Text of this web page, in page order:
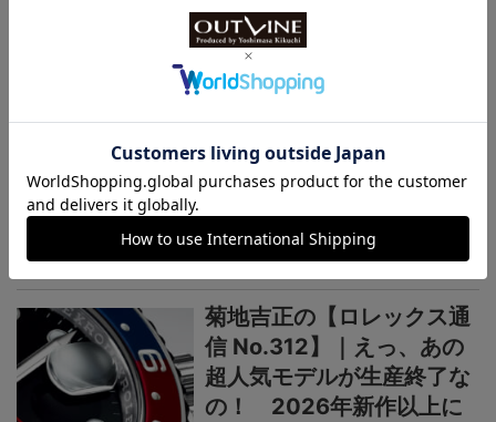
信 No.314】｜技術力を誇
示するグラフィカルで繊細
なジュビリーダイアルモチ
菊地吉正の【ロレックス通
信 No.313】｜生産終了の
発表からほぼ2カ月。実勢
価格はいまおいくら？
菊地吉正の【ロレックス通
信 No.312】｜えっ、あの
超人気モデルが生産終了な
の！ 2026年新作以上に